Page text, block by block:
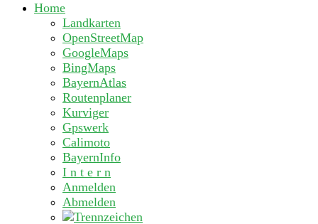
Home
Landkarten
OpenStreetMap
GoogleMaps
BingMaps
BayernAtlas
Routenplaner
Kurviger
Gpswerk
Calimoto
BayernInfo
I n t e r n
Anmelden
Abmelden